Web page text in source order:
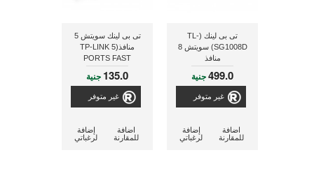
تى بى لينك (TL-
SG1008D) سويتش 8
منافذ
499.0جنية
غير متوفر
إضافة
لرغباتي
اضافة
للمقارنة
تى بى لينك سويتش 5
منافذ(TP-LINK 5
PORTS FAST
ETHERNET SWITCH
10/100 TL-SF1005D)
135.0 جنية
غير متوفر
إضافة
لرغباتي
اضافة
للمقارنة